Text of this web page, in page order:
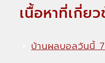
เนื้อหาที่เกี่ย
บ้านผลบอลวันนี้